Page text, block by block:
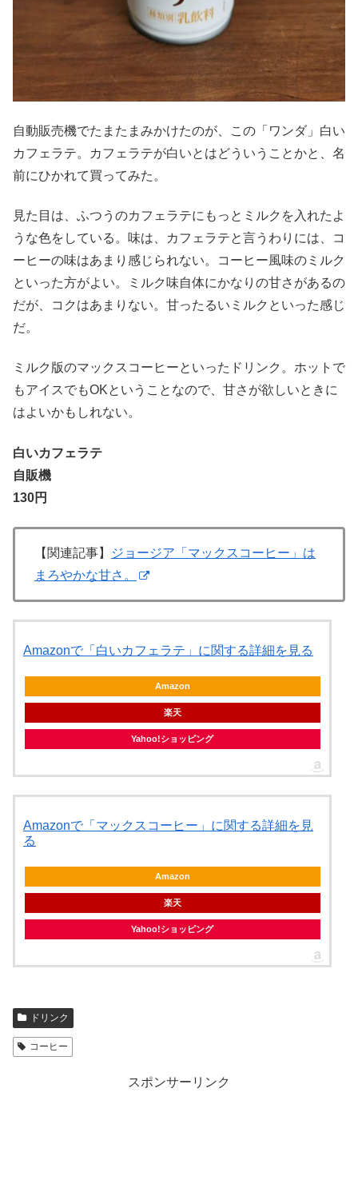
自動販売機でたまたまみかけたのが、この「ワンダ」白い
カフェラテ。カフェラテが白いとはどういうことかと、名
前にひかれて買ってみた。
見た目は、ふつうのカフェラテにもっとミルクを入れたよ
うな色をしている。味は、カフェラテと言うわりには、コ
ーヒーの味はあまり感じられない。コーヒー風味のミルク
といった方がよい。ミルク味自体にかなりの甘さがあるの
だが、コクはあまりない。甘ったるいミルクといった感じ
だ。
ミルク版のマックスコーヒーといったドリンク。ホットで
もアイスでもOKということなので、甘さが欲しいときに
はよいかもしれない。
白いカフェラテ
自販機
130円
【関連記事】
ジョージア「マックスコーヒー」は
まろやかな甘さ。
Amazonで「白いカフェラテ」に関する詳細を見る
Amazon
楽天
Yahoo!ショッピング
Amazonで「マックスコーヒー」に関する詳細を見
る
Amazon
楽天
Yahoo!ショッピング
ドリンク
コーヒー
スポンサーリンク